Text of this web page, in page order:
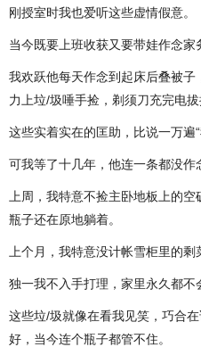
刚授室时我也爱听这些虚情假意。
当今既要上班收获又要带娃作念家
我欢跃他每天作念到起床后叠被子
力上垃/圾唾手捡，剃须刀充完电
这些实着实在的匡助，比说一万遍“
可我等了十几年，他连一条都没作
上周，我特意不捡主卧地板上的
瓶子还在原地躺着。
上个月，我特意没计帐雪柜里的剩
独一我不入手打理，家里永久都不
这些垃/圾就像在看我见笑，巧合
好，当今连个瓶子都管不住。